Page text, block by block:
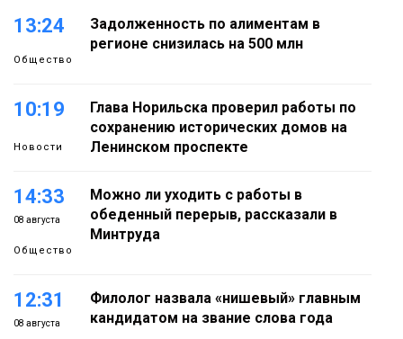
13:24
Общество
Задолженность по алиментам в
регионе снизилась на 500 млн
10:19
Новости
Глава Норильска проверил работы по
сохранению исторических домов на
Ленинском проспекте
14:33
08 августа
Общество
Можно ли уходить с работы в
обеденный перерыв, рассказали в
Минтруда
12:31
08 августа
Филолог назвала «нишевый» главным
кандидатом на звание слова года